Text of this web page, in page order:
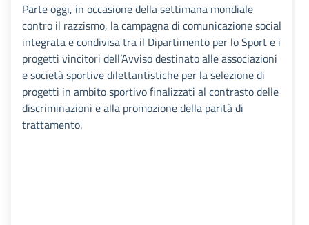
Parte oggi, in occasione della settimana mondiale
contro il razzismo, la campagna di comunicazione social
integrata e condivisa tra il Dipartimento per lo Sport e i
progetti vincitori dell’Avviso destinato alle associazioni
e società sportive dilettantistiche per la selezione di
progetti in ambito sportivo finalizzati al contrasto delle
discriminazioni e alla promozione della parità di
trattamento.